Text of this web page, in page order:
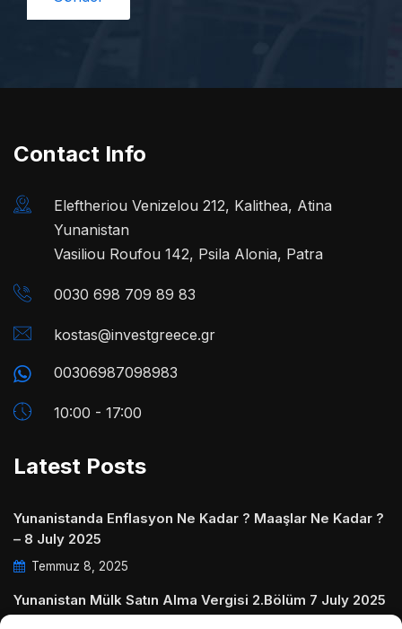
Contact Info
Eleftheriou Venizelou 212, Kalithea, Atina
Yunanistan
Vasiliou Roufou 142, Psila Alonia, Patra
0030 698 709 89 83
kostas@investgreece.gr
00306987098983
10:00 - 17:00
Latest Posts
Yunanistanda Enflasyon Ne Kadar ? Maaşlar Ne Kadar ?
– 8 July 2025
Temmuz 8, 2025
Yunanistan Mülk Satın Alma Vergisi 2.Bölüm 7 July 2025